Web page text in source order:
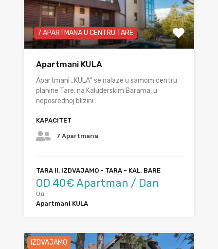
7 APARTMANA U CENTRU TARE
Apartmani KULA
Apartmani „KULA“ se nalaze u samom centru
planine Tare, na Kaluđerskim Barama, u
neposrednoj blizini…
KAPACITET
7 Apartmana
TARA II, IZDVAJAMO - TARA - KAL. BARE
OD 40€ Apartman / Dan
Од
Apartmani KULA
IZDVAJAMO